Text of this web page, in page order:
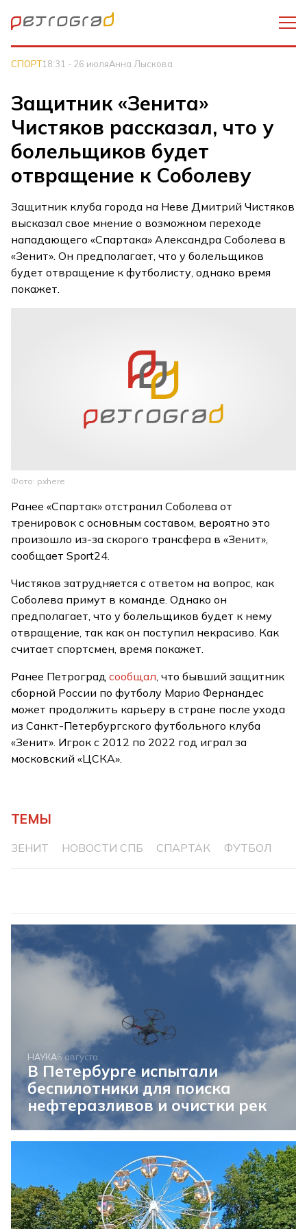
СПОРТ18:31 - 26 июляАнна Лыскова
Защитник «Зенита»
Чистяков рассказал, что у
болельщиков будет
отвращение к Соболеву
Защитник клуба города на Неве Дмитрий Чистяков
высказал свое мнение о возможном переходе
нападающего «Спартака» Александра Соболева в
«Зенит». Он предполагает, что у болельщиков
будет отвращение к футболисту, однако время
покажет.
Фото: pxhere
Ранее «Спартак» отстранил Соболева от
тренировок с основным составом, вероятно это
произошло из-за скорого трансфера в «Зенит»,
сообщает Sport24.
Чистяков затрудняется с ответом на вопрос, как
Соболева примут в команде. Однако он
предполагает, что у болельщиков будет к нему
отвращение, так как он поступил некрасиво. Как
считает спортсмен, время покажет.
Ранее Петроградсообщал , что бывший защитник
сборной России по футболу Марио Фернандес
может продолжить карьеру в стране после ухода
из Санкт-Петербургского футбольного клуба
«Зенит». Игрок с 2012 по 2022 год играл за
московский «ЦСКА».
ТЕМЫ
ЗЕНИТ НОВОСТИ СПБ СПАРТАК ФУТБОЛ
НАУКА6 августа
В Петербурге испытали
беспилотники для поиска
нефтеразливов и очистки рек